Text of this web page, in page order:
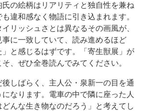
の絵柄はリアリティと独自性を兼ね
違和感なく物語に引き込まれます。
リッシュさとは異なるその画風が、
に一致していて、読み進めるほど
」と感じるはずです。「寄生獣展」が
、ぜひ全巻読んでみてください。
後しばらく、主人公・泉新一の目を通
なります。電車の中で隣に座った人
んな生き物なのだろう」と考えてし